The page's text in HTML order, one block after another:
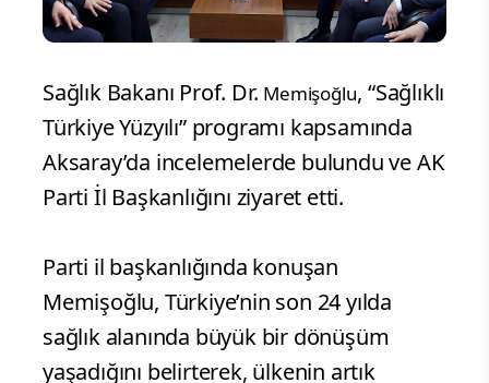
Sağlık Bakanı Prof. Dr. Memişoğlu, “Sağlıklı
Türkiye Yüzyılı” programı kapsamında
Aksaray’da incelemelerde bulundu ve AK
Parti İl Başkanlığını ziyaret etti.
Parti il başkanlığında konuşan
Memişoğlu, Türkiye’nin son 24 yılda
sağlık alanında büyük bir dönüşüm
yaşadığını belirterek, ülkenin artık